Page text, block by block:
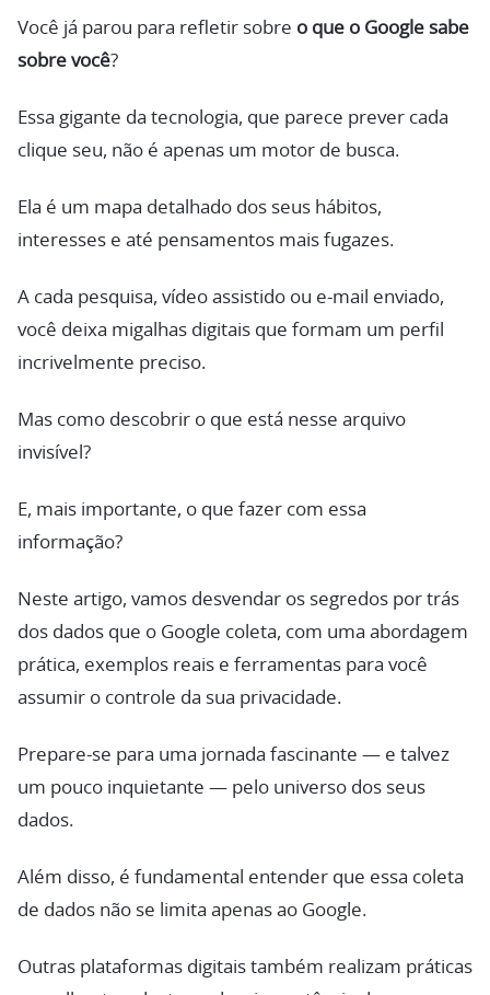
Você já parou para refletir sobre o que o Google sabe
sobre você?
Essa gigante da tecnologia, que parece prever cada
clique seu, não é apenas um motor de busca.
Ela é um mapa detalhado dos seus hábitos,
interesses e até pensamentos mais fugazes.
A cada pesquisa, vídeo assistido ou e-mail enviado,
você deixa migalhas digitais que formam um perfil
incrivelmente preciso.
Mas como descobrir o que está nesse arquivo
invisível?
E, mais importante, o que fazer com essa
informação?
Neste artigo, vamos desvendar os segredos por trás
dos dados que o Google coleta, com uma abordagem
prática, exemplos reais e ferramentas para você
assumir o controle da sua privacidade.
Prepare-se para uma jornada fascinante — e talvez
um pouco inquietante — pelo universo dos seus
dados.
Além disso, é fundamental entender que essa coleta
de dados não se limita apenas ao Google.
Outras plataformas digitais também realizam práticas